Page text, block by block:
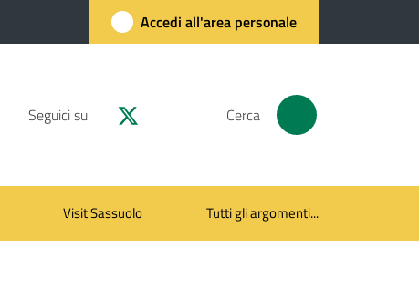
Accedi all'area personale
Seguici su Cerca
Visit Sassuolo Tutti gli argomenti...